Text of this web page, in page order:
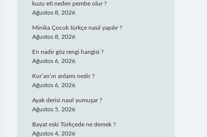
kuzu eti neden pembe olur ?
Ağustos 8, 2026
Minika Çocuk türkçe nasıl yapılır ?
Ağustos 8, 2026
En nadir göz rengi hangisi ?
Ağustos 6, 2026
Kur’an’ın anlamı nedir ?
Ağustos 6, 2026
Ayak derisi nasıl yumuşar ?
Ağustos 5, 2026
Bayat eski Türkçede ne demek ?
Ağustos 4, 2026